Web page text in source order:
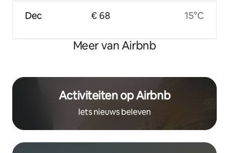
Dec € 68 15°C
Meer van Airbnb
Activiteiten op Airbnb
Iets nieuws beleven